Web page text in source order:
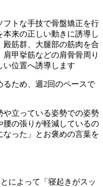
トな手技で骨盤矯正を行
来の正しい動きに誘導し
殿筋群、大腿部の筋肉を合
甲挙筋などの肩骨骨周り
い位置へ誘導します
ため、週2回のペースで
や立っている姿勢での姿勢
の張りが軽減しているの
なった」とお褒めの言葉を
によって「寝起きがスッ